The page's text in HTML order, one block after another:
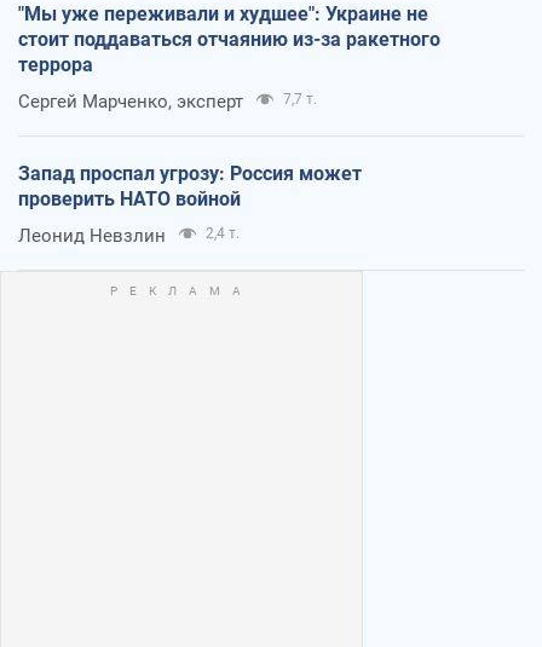
"Мы уже переживали и худшее": Украине не
стоит поддаваться отчаянию из-за ракетного
террора
Сергей Марченко, эксперт 7,7 т.
Запад проспал угрозу: Россия может
проверить НАТО войной
Леонид Невзлин 2,4 т.